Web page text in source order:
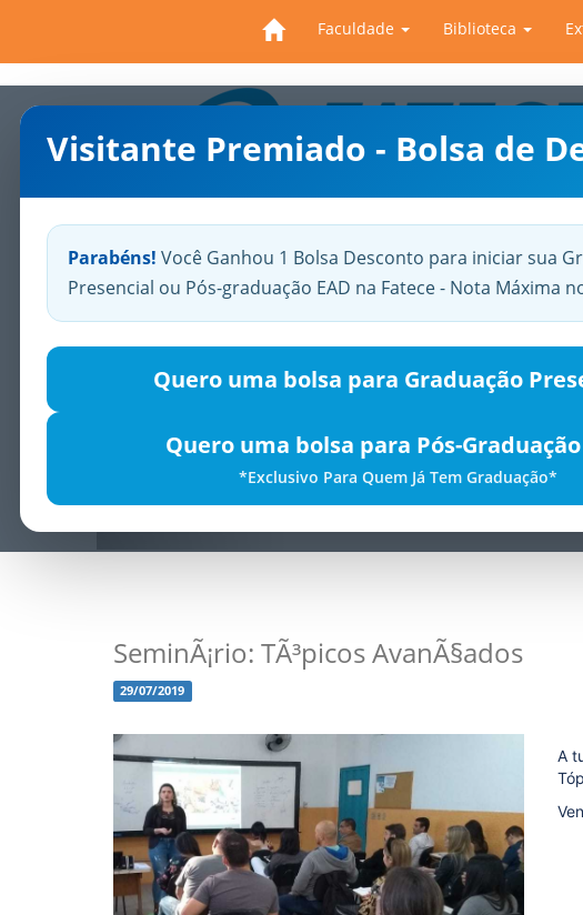
Faculdade Biblioteca
Visitante Premiado - Bolsa de
Parabéns! Você Ganhou 1 Bolsa Desconto para iniciar sua
Presencial ou Pós-graduação EAD na Fatece - Nota Máxima
Quero uma bolsa para Graduação
Quero uma bolsa para Pós-Graduação
*Exclusivo Para Quem Já Tem Graduação*
Previous
SeminÃ¡rio: TÃ³picos AvanÃ§ados
29/07/2019
A